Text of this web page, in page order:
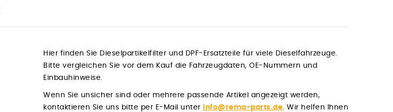
Hier finden Sie Dieselpartikelfilter und DPF-Ersatzteile für viele Dieselfahrzeuge.
Bitte vergleichen Sie vor dem Kauf die Fahrzeugdaten, OE-Nummern und
Einbauhinweise.
Wenn Sie unsicher sind oder mehrere passende Artikel angezeigt werden,
kontaktieren Sie uns bitte per E-Mail unter info@rema-parts.de. Wir helfen Ihnen